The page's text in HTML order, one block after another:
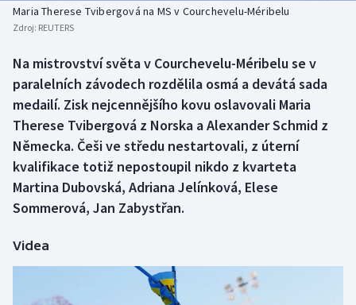
Biatlon
Box
Curling
Dostihy
Futsal
Aplikace ČT sport
Maria Therese Tvibergová na MS v Courchevelu-Méribelu
Zdroj: REUTERS
Na mistrovství světa v Courchevelu-Méribelu se v
paralelních závodech rozdělila osmá a devátá sada
medailí. Zisk nejcennějšího kovu oslavovali Maria
Therese Tvibergová z Norska a Alexander Schmid z
Německa. Češi ve středu nestartovali, z úterní
kvalifikace totiž nepostoupil nikdo z kvarteta
Martina Dubovská, Adriana Jelínková, Elese
Sommerová, Jan Zabystřan.
Videa